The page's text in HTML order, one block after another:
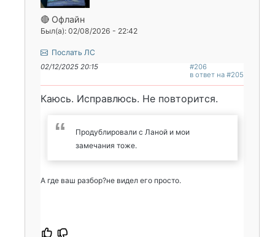
🔴 Офлайн
Был(а): 02/08/2026 - 22:42
Послать ЛС
02/12/2025 20:15
#206
в ответ на #205
Каюсь. Исправлюсь. Не повторится.
Продублировали с Ланой и мои
замечания тоже.
А где ваш разбор?не видел его просто.